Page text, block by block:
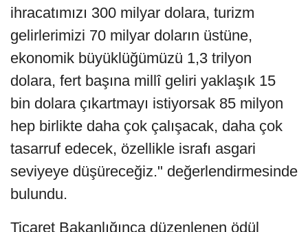
ihracatımızı 300 milyar dolara, turizm
gelirlerimizi 70 milyar doların üstüne,
ekonomik büyüklüğümüzü 1,3 trilyon
dolara, fert başına millî geliri yaklaşık 15
bin dolara çıkartmayı istiyorsak 85 milyon
hep birlikte daha çok çalışacak, daha çok
tasarruf edecek, özellikle israfı asgari
seviyeye düşüreceğiz." değerlendirmesinde
bulundu.
Ticaret Bakanlığınca düzenlenen ödül